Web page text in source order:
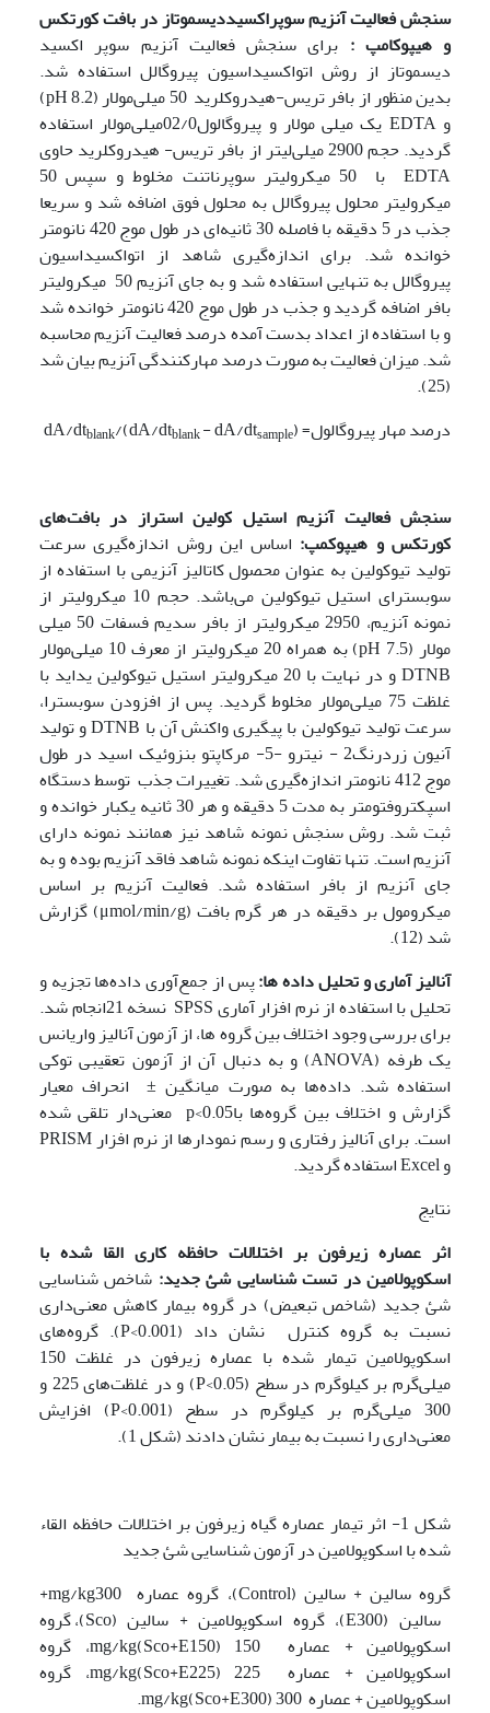
سنجش فعالیت آنزیم سوپراکسیددیسموتاز در بافت کورتکس
و هیپوکامپ : برای سنجش فعالیت آنزیم سوپر اکسید
دیسموتاز از روش اتواکسیداسیون پیروگالل استفاده شد.
بدین منظور از بافر تریس-هیدروکلرید 50 میلی‌مولار (pH 8.2)
و EDTA یک میلی مولار و پیروگالول02/0میلی‌مولار استفاده
گردید. حجم 2900 میلی‌لیتر از بافر تریس- هیدروکلرید حاوی
EDTA با 50 میکرولیتر سوپرناتنت مخلوط و سپس 50
میکرولیتر محلول پیروگالل به محلول فوق اضافه شد و سریعا
جذب در 5 دقیقه با فاصله 30 ثانیه‌ای در طول موج 420 نانومتر
خوانده شد. برای اندازه‌گیری شاهد از اتواکسیداسیون
پیرو‌گالل به تنهایی استفاده شد و به جای آنزیم 50 میکرولیتر
بافر اضافه گردید و جذب در طول موج 420 نانومتر خوانده شد
و با استفاده از اعداد بدست آمده درصد فعالیت آنزیم محاسبه
شد. میزان فعالیت به صورت درصد مهار‌کنندگی آنزیم بیان شد
(25).
درصد مهار پیروگالول= (dA/dt
blank- dA/dtsample
)/dA/dt
blank
سنجش فعالیت آنزیم استیل کولین استراز در بافت‌های
کورتکس و هیپوکمپ: اساس این روش اندازه‌گیری سرعت
تولید تیوکولین به عنوان محصول کاتالیز آنزیمی با استفاده از
سوبسترای استیل تیوکولین می‌باشد. حجم 10 میکرولیتر از
نمونه آنزیم، 2950 میکرولیتر از بافر سدیم فسفات 50 میلی
مولار (pH 7.5) به همراه 20 میکرولیتر از معرف 10 میلی‌مولار
DTNB و در نهایت با 20 میکرولیتر استیل تیوکولین یداید با
غلظت 75 میلی‌مولار مخلوط گردید. پس از افزودن سوبسترا،
سرعت تولید تیوکولین با پیگیری واکنش آن با DTNB و تولید
آنیون زردرنگ2 - نیترو -5- مرکاپتو بنزوئیک اسید در طول
موج 412 نانومتر اندازه‌گیری شد. تغییرات جذب توسط دستگاه
اسپکتروفتومتر به مدت 5 دقیقه و هر 30 ثانیه یکبار خوانده و
ثبت شد. روش سنجش نمونه شاهد نیز همانند نمونه دارای
آنزیم است. تنها تفاوت اینکه نمونه شاهد فاقد آنزیم بوده و به
جای آنزیم از بافر استفاده شد. فعالیت آنزیم بر اساس
میکرومول بر دقیقه در هر گرم بافت (μmol/min/g) گزارش
شد (12).
آنالیز آماری و تحلیل داده ها:پس از جمع‌آوری داده‌ها تجزیه و
تحلیل با استفاده از نرم افزار آماری SPSS نسخه 21انجام شد.
برای بررسی وجود اختلاف بین گروه ها، از آزمون آنالیز واریانس
یک طرفه (ANOVA) و به دنبال آن از آزمون تعقیبی توکی
استفاده شد. داده‌ها به صورت میانگین ± انحراف معیار
گزارش و اختلاف بین گروه‌ها باp<0.05 معنی‌دار تلقی شده
است. برای آنالیز رفتاری و رسم نمودارها از نرم افزار PRISM
و Excel استفاده گردید.
نتایج
اثر عصاره زیرفون بر اختلالات حافظه کاری القا شده با
اسکوپولامین در تست شناسایی شئ جدید: شاخص شناسایی
شئ جدید (شاخص تبعیض) در گروه بیمار کاهش معنی‌داری
نسبت به گروه کنترل نشان داد (P<0.001). گروه‌های
اسکوپولامین تیمار شده با عصاره زیرفون در غلظت 150
میلی‌گرم بر کیلوگرم در سطح (P<0.05) و در غلظت‌های 225 و
300 میلی‌گرم بر کیلوگرم در سطح (P<0.001) افزایش
معنی‌داری را نسبت به بیمار نشان دادند (شکل 1).
شکل 1- اثر تیمار عصاره گیاه زیرفون بر اختلالات حافظه القاء
شده با اسکوپولامین در آزمون شناسایی شئ جدید
گروه سالین + سالین (Control)، گروه عصاره mg/kg300+
سالین (E300)، گروه اسکوپولامین + سالین (Sco)، گروه
اسکوپولامین + عصاره 150 mg/kg(Sco+E150)، گروه
اسکوپولامین + عصاره 225 mg/kg(Sco+E225)، گروه
اسکوپولامین + عصاره 300 mg/kg(Sco+E300).